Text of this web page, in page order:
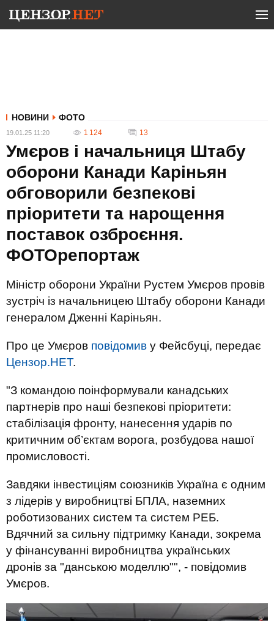
НОВИНИ ФОТО
19.01.25 11:20 1 124 13
Умєров і начальниця Штабу
оборони Канади Каріньян
обговорили безпекові
пріоритети та нарощення
поставок озброєння.
ФОТОрепортаж
Міністр оборони України Рустем Умєров провів
зустріч із начальницею Штабу оборони Канади
генералом Дженні Каріньян.
Про це Умєров повідомив у Фейсбуці, передає
Цензор.НЕТ.
"З командою поінформували канадських
партнерів про наші безпекові пріоритети:
стабілізація фронту, нанесення ударів по
критичним об’єктам ворога, розбудова нашої
промисловості.
Завдяки інвестиціям союзників Україна є одним
з лідерів у виробництві БПЛА, наземних
роботизованих систем та систем РЕБ.
Вдячний за сильну підтримку Канади, зокрема
у фінансуванні виробництва українських
дронів за "данською моделлю"", - повідомив
Умєров.